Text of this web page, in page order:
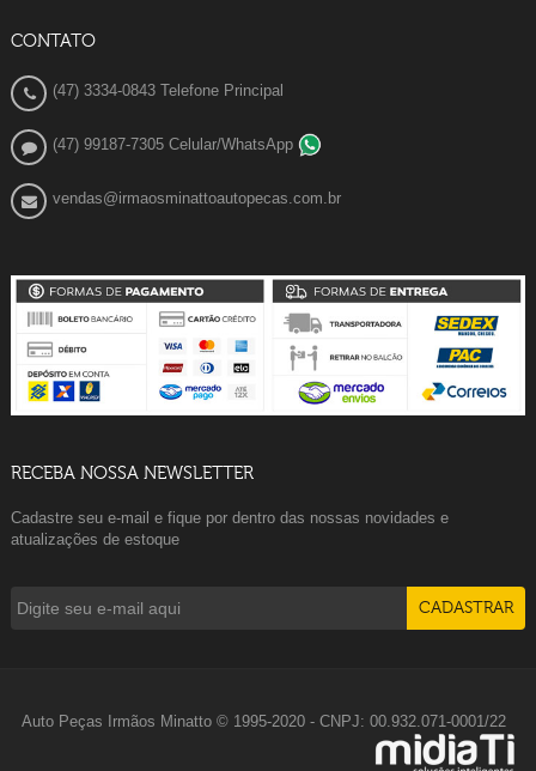
CONTATO
(47) 3334-0843 Telefone Principal
(47) 99187-7305 Celular/WhatsApp
vendas@irmaosminattoautopecas.com.br
RECEBA NOSSA NEWSLETTER
Cadastre seu e-mail e fique por dentro das nossas novidades e
atualizações de estoque
Auto Peças Irmãos Minatto © 1995-2020 - CNPJ: 00.932.071-0001/22